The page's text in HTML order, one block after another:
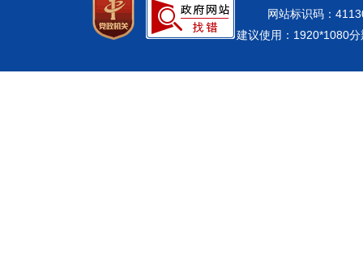
网站标识码：
建议使用：1920*1080